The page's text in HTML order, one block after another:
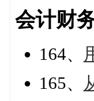
会计财
164、
165、